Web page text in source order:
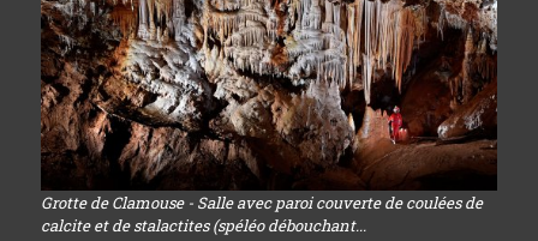
Grotte de Clamouse - Salle avec paroi couverte de coulées de
calcite et de stalactites (spéléo débouchant...